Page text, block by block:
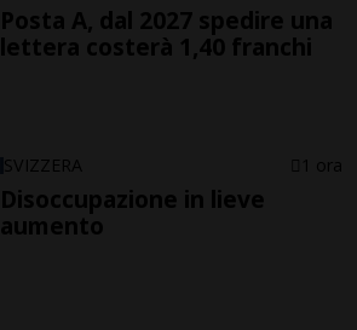
Posta A, dal 2027 spedire una
lettera costerà 1,40 franchi
SVIZZERA 1 ora
Disoccupazione in lieve
aumento